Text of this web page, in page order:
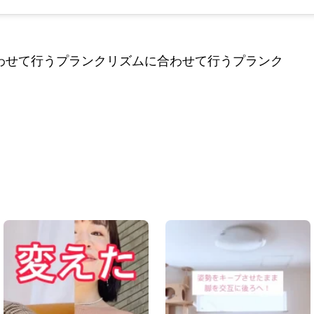
て行うプランクリズムに合わせて行うプランク